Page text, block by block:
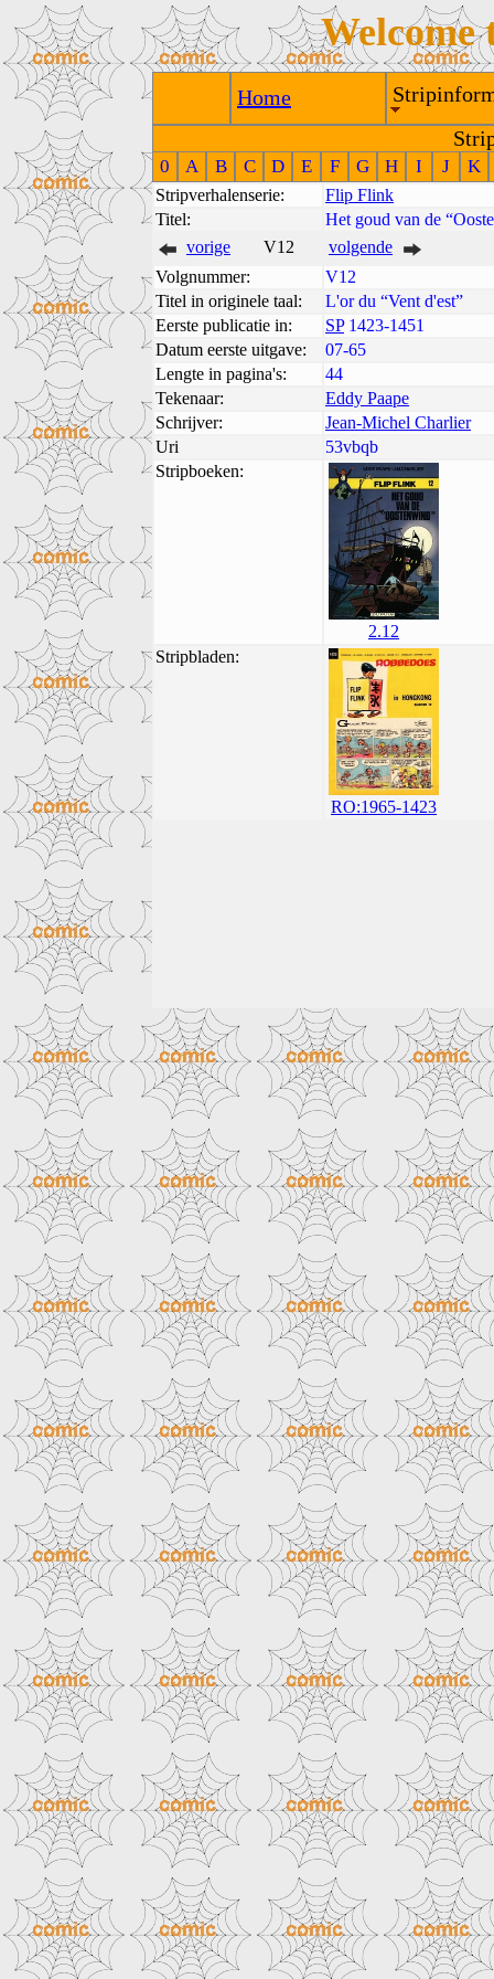
Welcome
Home
0 A B C D E F G H I J K
Stripverhalenserie:
Flip Flink
Titel:
Het goud van de
vorige
V12
volgende
Volgnummer:
V12
Titel in originele taal:
L'or du “Vent d'est”
Eerste publicatie in:
SP1423-1451
Datum eerste uitgave:
07-65
Lengte in pagina's:
44
Tekenaar:
Eddy Paape
Schrijver:
Jean-Michel Charlier
Uri
53vbqb
Stripboeken:
2.12
Stripbladen:
RO:1965-1423